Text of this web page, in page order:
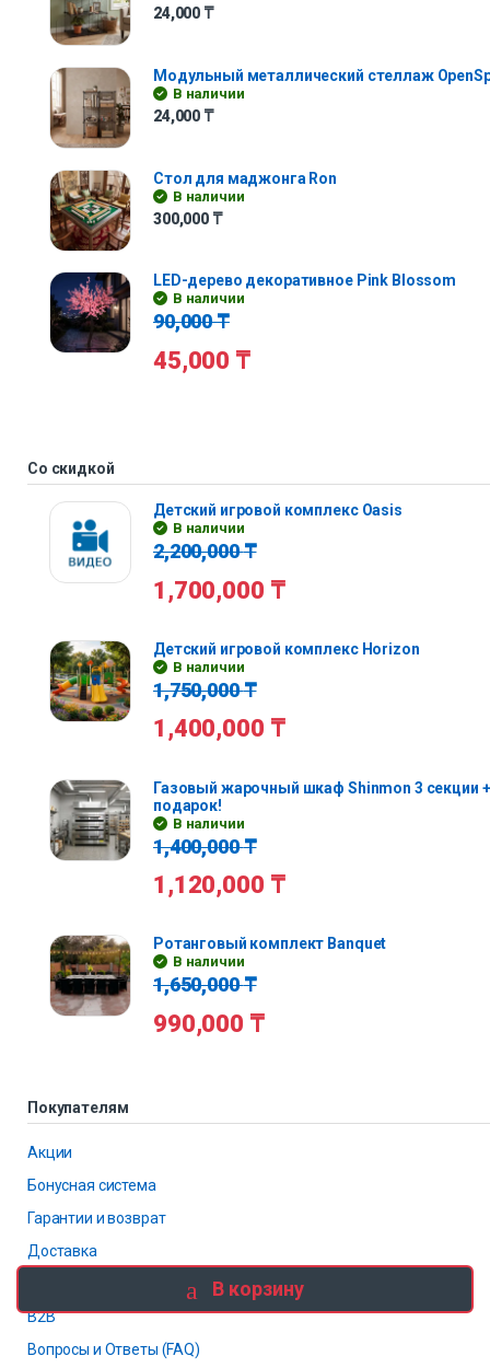
В корзину
24,000 ₸
Модульный металлический стеллаж
В наличии
24,000 ₸
Стол для маджонга Ron
В наличии
300,000 ₸
LED-дерево декоративное Pink Blossom
В наличии
90,000₸
45,000 ₸
Со скидкой
Детский игровой комплекс Oasis
В наличии
2,200,000₸
1,700,000 ₸
Детский игровой комплекс Horizon
В наличии
1,750,000₸
1,400,000 ₸
Газовый жарочный шкаф Shinmon 3 секции
подарок!
В наличии
1,400,000₸
1,120,000 ₸
Ротанговый комплект Banquet
В наличии
1,650,000₸
990,000 ₸
Покупателям
Акции
Бонусная система
Гарантии и возврат
Доставка
B2B
Вопросы и Ответы (FAQ)